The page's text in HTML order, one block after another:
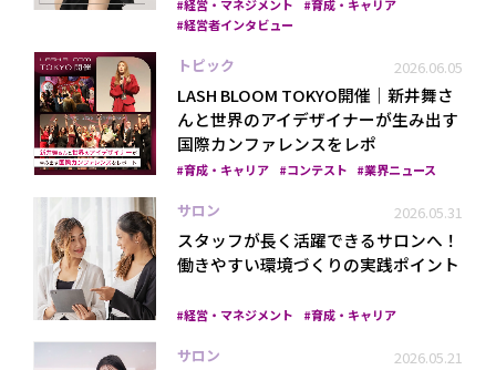
経営・マネジメント
育成・キャリア
経営者インタビュー
トピック 2026.06.05
LASH BLOOM TOKYO開催｜新井舞さ
んと世界のアイデザイナーが生み出す
国際カンファレンスをレポ
育成・キャリア コンテスト 業界ニュース
サロン 2026.05.31
スタッフが長く活躍できるサロンへ！
働きやすい環境づくりの実践ポイント
経営・マネジメント 育成・キャリア
サロン 2026.05.21